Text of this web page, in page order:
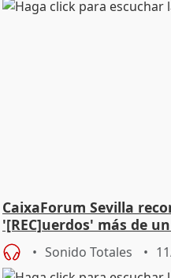
CaixaForum Sevilla
'[REC]uerdos' más de
Sonido Totales